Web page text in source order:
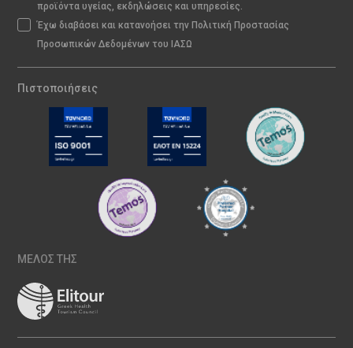
προϊόντα υγείας, εκδηλώσεις και υπηρεσίες.
Έχω διαβάσει και κατανοήσει την Πολιτική Προστασίας
Προσωπικών Δεδομένων του ΙΑΣΩ
Πιστοποιήσεις
ΜΕΛΟΣ ΤΗΣ